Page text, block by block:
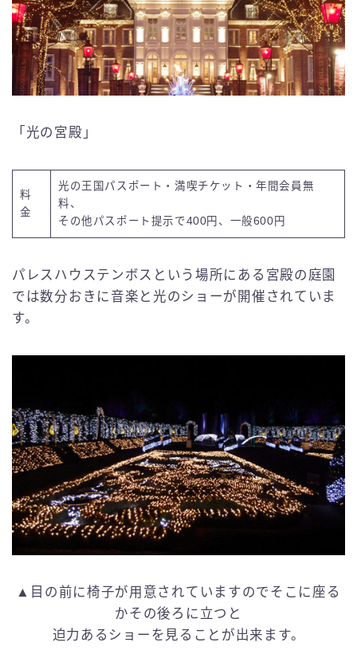
「光の宮殿」
料
金
光の王国パスポート・満喫チケット・年間会員無
料、
その他パスポート提示で400円、一般600円
パレスハウステンボスという場所にある宮殿の庭園
では数分おきに音楽と光のショーが開催されていま
す。
▲目の前に椅子が用意されていますのでそこに座る
かその後ろに立つと
迫力あるショーを見ることが出来ます。